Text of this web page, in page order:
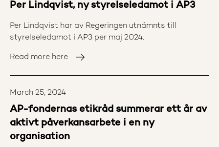
Per Lindqvist, ny styrelseledamot i AP3
Per Lindqvist har av Regeringen utnämnts till
styrelseledamot i AP3 per maj 2024.
Read more here
March 25, 2024
AP-fondernas etikråd summerar ett år av
aktivt påverkansarbete i en ny
organisation